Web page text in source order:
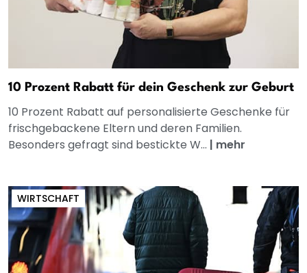
10 Prozent Rabatt für dein Geschenk zur Geburt
10 Prozent Rabatt auf personalisierte Geschenke für
frischgebackene Eltern und deren Familien.
Besonders gefragt sind bestickte W... | mehr
WIRTSCHAFT